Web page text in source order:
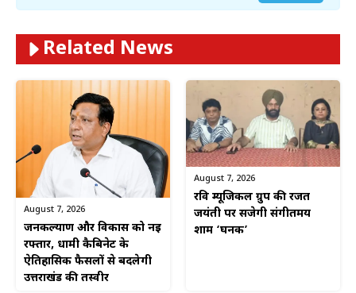
Related News
August 7, 2026
जनकल्याण और विकास को नई
रफ्तार, धामी कैबिनेट के
ऐतिहासिक फैसलों से बदलेगी
उत्तराखंड की तस्वीर
August 7, 2026
रवि म्यूजिकल ग्रुप की रजत
जयंती पर सजेगी संगीतमय
शाम ‘घनक’